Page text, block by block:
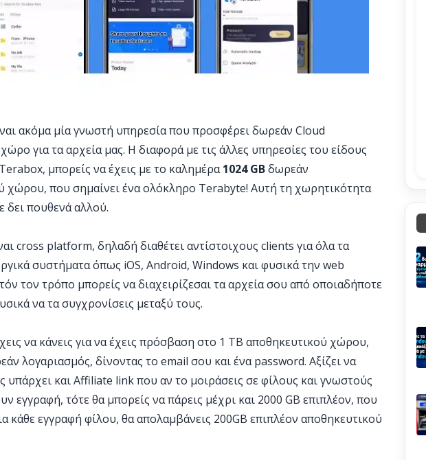
ακόμα μία γνωστή υπηρεσία που προσφέρει δωρεάν Cloud
για τα αρχεία μας. Η διαφορά με τις άλλες υπηρεσίες του είδους
μπορείς να έχεις με το καλημέρα1024 GBδωρεάν
χώρου, που σημαίνει ένα ολόκληρο Terabyte! Αυτή τη χωρητικότητα
δει πουθενά αλλού.
cross platform, δηλαδή διαθέτει αντίστοιχους clients για όλα τα
συστήματα όπως iOS, Android, Windows και φυσικά την web
τον τρόπο μπορείς να διαχειρίζεσαι τα αρχεία σου από οποιαδήποτε
να τα συγχρονίσεις μεταξύ τους.
να κάνεις για να έχεις πρόσβαση στο 1 TB αποθηκευτικού χώρου,
λογαριασμός, δίνοντας το email σου και ένα password. Αξίζει να
υπάρχει και Affiliate link που αν το μοιράσεις σε φίλους και γνωστούς
εγγραφή, τότε θα μπορείς να πάρεις μέχρι και 2000 GB επιπλέον, που
κάθε εγγραφή φίλου, θα απολαμβάνεις 200GB επιπλέον αποθηκευτικού